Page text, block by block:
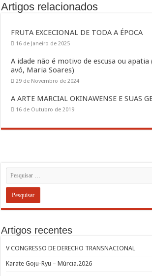
Artigos relacionados
FRUTA EXCECIONAL DE TODA A ÉPOCA
16 de Janeiro de 2025
A idade não é motivo de escusa ou
avó, Maria Soares)
29 de Novembro de 2024
A ARTE MARCIAL OKINAWENSE E SUAS
16 de Outubro de 2019
Artigos recentes
V CONGRESSO DE DERECHO TRANSNACIONAL
Karate Goju-Ryu – Múrcia.2026